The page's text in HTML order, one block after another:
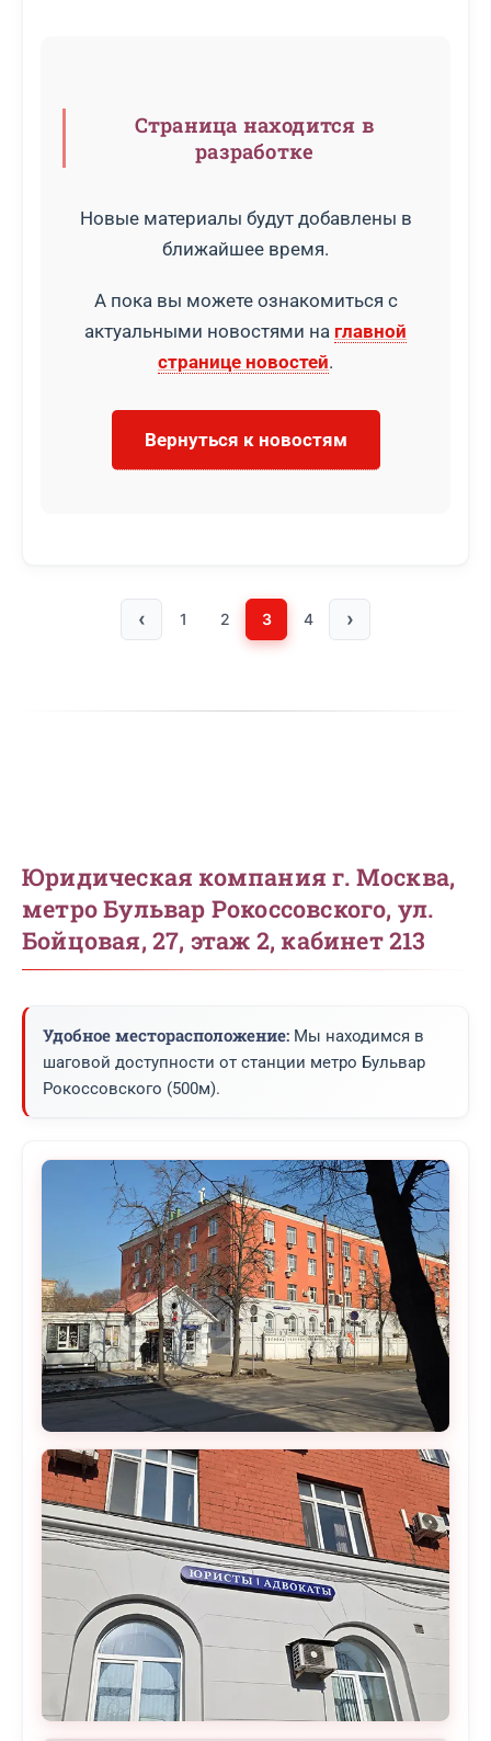
Страница находится в
разработке
Новые материалы будут добавлены в
ближайшее время.
А пока вы можете ознакомиться с
актуальными новостями на главной
странице новостей.
Вернуться к новостям
‹ 1 2 3 4 ›
Юридическая компания г. Москва,
метро Бульвар Рокоссовского, ул.
Бойцовая, 27, этаж 2, кабинет 213
Удобное месторасположение: Мы находимся в
шаговой доступности от станции метро Бульвар
Рокоссовского (500м).